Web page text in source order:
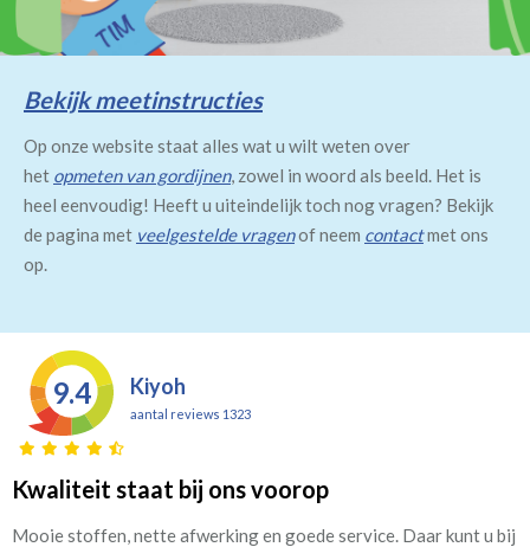
Bekijk meetinstructies
Op onze website staat alles wat u wilt weten over
het opmeten van gordijnen, zowel in woord als beeld. Het is
heel eenvoudig! Heeft u uiteindelijk toch nog vragen? Bekijk
de pagina met veelgestelde vragenof neem contactmet ons
op.
9.4 Kiyoh
aantal reviews 1323
Kwaliteit staat bij ons voorop
Mooie stoffen, nette afwerking en goede service. Daar kunt u bij